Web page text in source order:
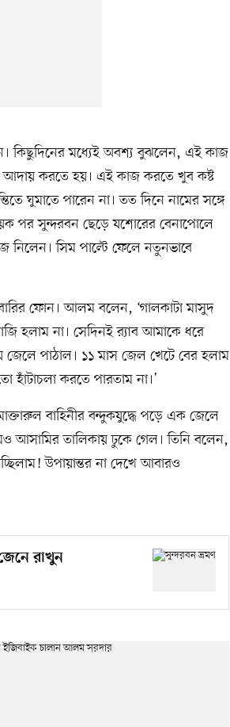
কিছুদিনের মধ্যেই অবশ্য বুঝলেন, এই কাজ
আদায় করতে হয়। এই কাজ করতে খুব কষ্ট
ঘুমাতে পারেন না। তত দিনে নামের সঙ্গে
পর সুন্দরবন ছেড়ে যশোরের বেনাপোলে
নিলেন। সিম পাল্টে ফেলে নতুনভাবে
ফোন। আলম বলেন, ‘গালকাটা মাসুদ
হলাম না। সেদিনই র‍্যাব আমাকে ধরে
জেলে পাঠাল। ১১ মাস জেল খেটে বের হলাম
করতে পারতাম না।’
বাহিনীর বন্দুকযুদ্ধে পড়ে এক জেলে
আসামির তালিকায় ঢুকে গেল। তিনি বলেন,
উপায়ান্তর না দেখে আবারও
রাখুন